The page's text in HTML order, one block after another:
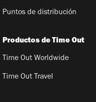
Puntos de distribución
Productos de Time Out
Time Out Worldwide
Time Out Travel